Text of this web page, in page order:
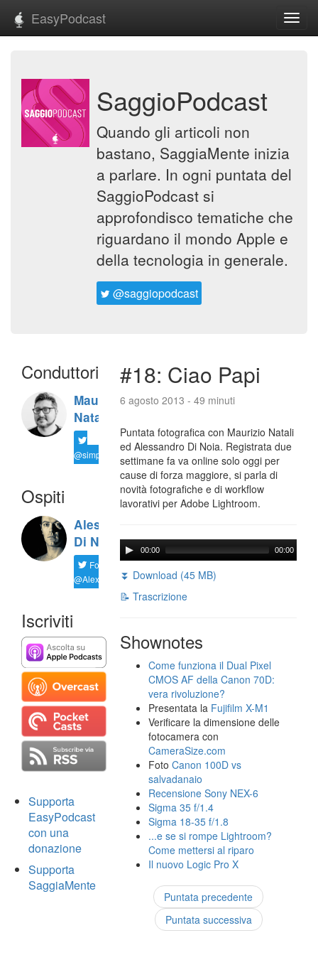
EasyPodcast
SaggioPodcast
Quando gli articoli non
bastano, SaggiaMente inizia
a parlare. In ogni puntata del
SaggioPodcast si
approfondisco tematiche che
riguardano il mondo Apple e
della tecnologia in generale.
@saggiopodcast
Conduttori
Maurizio
Natali
@simplemal
Ospiti
Alessandro
Di Noia
Follow
@AlexD75
Iscriviti
Supporta
EasyPodcast
con una
donazione
Supporta
SaggiaMente
#18: Ciao Papi
6 agosto 2013 - 49 minuti
Puntata fotografica con Maurizio Natali
ed Alessandro Di Noia. Registrata due
settimane fa va online solo oggi per
cause di forza maggiore, si parla di
novità fotografiche e di workflow
lavorativi per Adobe Lightroom.
00:00 00:00
⏬ Download (45 MB)
📝 Trascrizione
Shownotes
Come funziona il Dual Pixel
CMOS AF della Canon 70D:
vera rivoluzione?
Presentata la Fujifilm X-M1
Verificare la dimensione delle
fotocamera con
CameraSize.com
FotoCanon 100D vs
salvadanaio
Recensione Sony NEX-6
Sigma 35 f/1.4
Sigma 18-35 f/1.8
...e se si rompe Lightroom?
Come mettersi al riparo
Il nuovo Logic Pro X
Puntata precedente
Puntata successiva